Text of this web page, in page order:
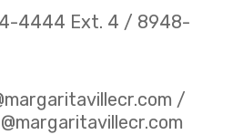
4444 Ext. 4 / 8948-
/